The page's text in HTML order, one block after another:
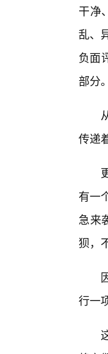
干净
乱、
负面
部分。
传递
有一
急来
狈，
行一